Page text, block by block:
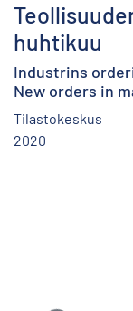
huhtikuu
Industrins
New orders in
Tilastokeskus
2020